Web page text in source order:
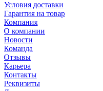
Условия доставки
Гарантия на товар
Компания
О компании
Новости
Команда
Отзывы
Карьера
Контакты
Реквизиты